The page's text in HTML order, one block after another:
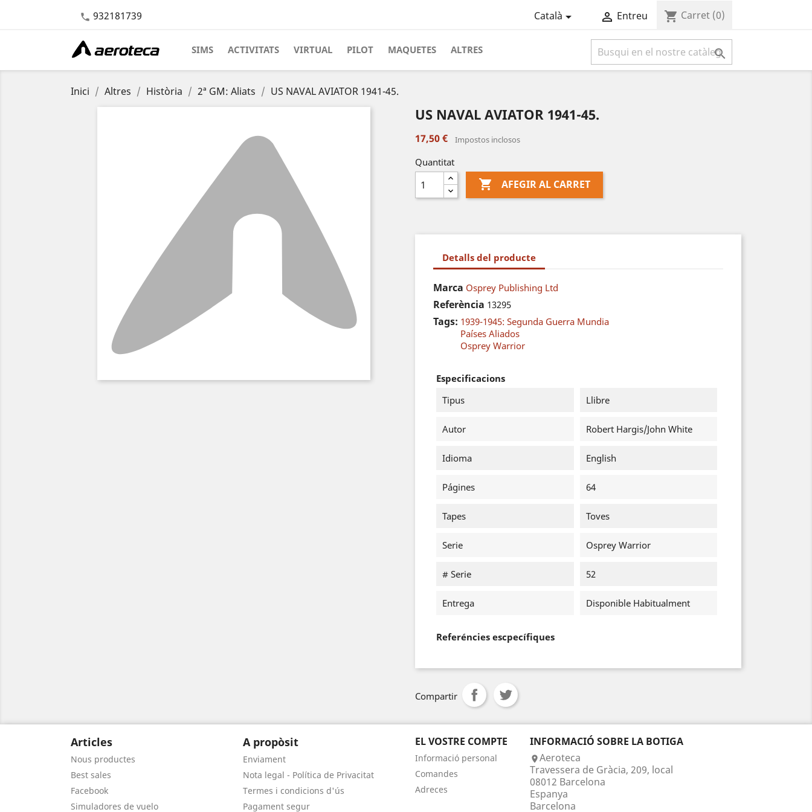
 932181739 Català  Entreu shopping_cart Carret (0)
SIMS ACTIVITATS VIRTUAL PILOT MAQUETES ALTRES 
Inici Altres Història 2ª GM: Aliats US NAVAL AVIATOR 1941-45.
US NAVAL AVIATOR 1941-45.
17,50 € Impostos inclosos
Quantitat
 AFEGIR AL CARRET
Detalls del producte
Marca Osprey Publishing Ltd
Referència 13295
Tags: 1939-1945: Segunda Guerra Mundia
Países Aliados
Osprey Warrior
Especificacions
Tipus
Llibre
Autor Robert Hargis/John White
Idioma English
Págines 64
Tapes Toves
Serie Osprey Warrior
# Serie 52
Entrega Disponible Habitualment
Referéncies escpecífiques
Compartir
Articles
Nous productes
Best sales
Facebook
Simuladores de vuelo
A propòsit
Enviament
Nota legal - Política de Privacitat
Termes i condicions d'ús
Pagament segur
EL VOSTRE COMPTE
Informació personal
Comandes
Adreces
INFORMACIÓ SOBRE LA BOTIGA
Aeroteca
Travessera de Gràcia, 209, local
08012 Barcelona
Espanya
Barcelona